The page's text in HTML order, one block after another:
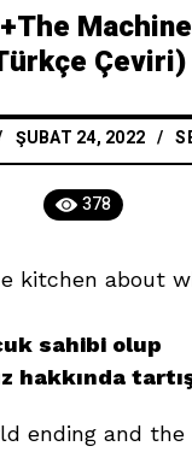
Çeviri)
ŞUBAT 24, 2022
378
kitchen about
sahibi olup
hakkında
ending and the